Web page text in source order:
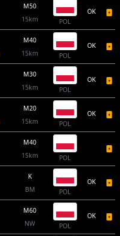
M50
15km
POL
OK
M40
15km
POL
OK
M30
15km
POL
OK
M20
15km
POL
OK
M40
15km
POL
K
BM
POL
OK
M60
NW
POL
OK